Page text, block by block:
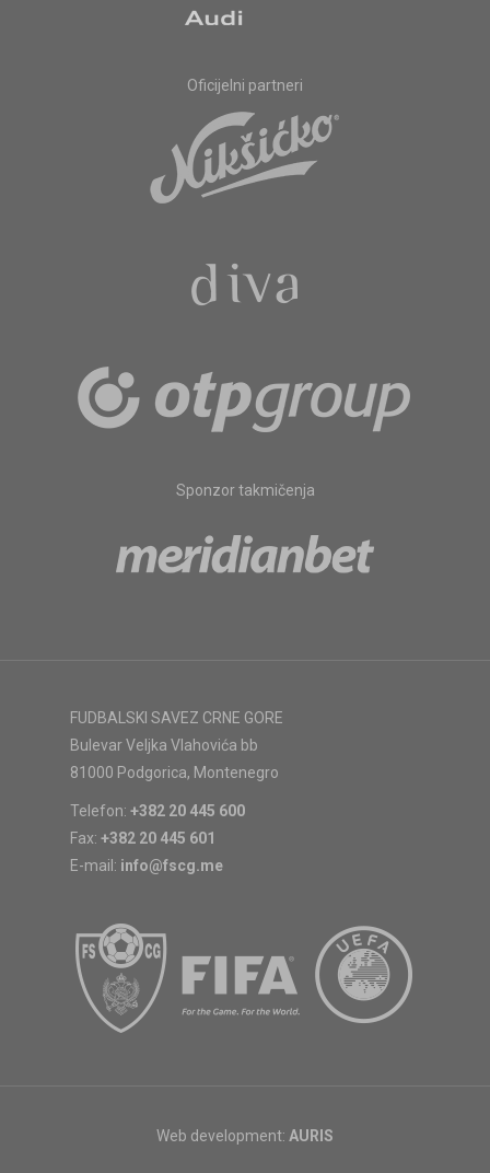
Oficijelni partneri
Sponzor takmičenja
FUDBALSKI SAVEZ CRNE GORE
Bulevar Veljka Vlahovića bb
81000 Podgorica, Montenegro
Telefon: +382 20 445 600
Fax: +382 20 445 601
E-mail: info@fscg.me
Web development: AURIS